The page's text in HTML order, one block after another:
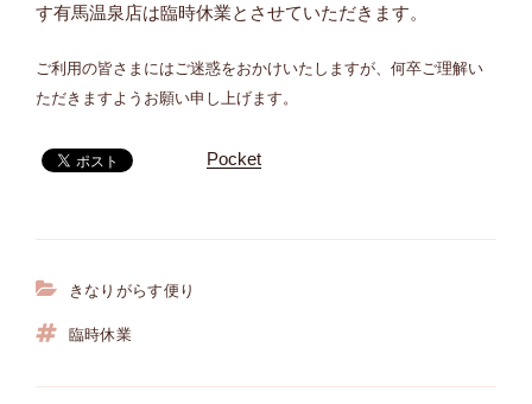
す有馬温泉店は臨時休業とさせていただきます。
ご利用の皆さまにはご迷惑をおかけいたしますが、何卒ご理解い
ただきますようお願い申し上げます。
Pocket
カ
きなりがらす便り
タ
臨時休業